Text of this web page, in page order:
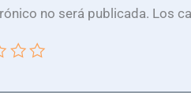
no será publicada. Los